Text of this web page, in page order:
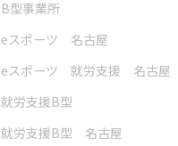
B型事業所
eスポーツ 名古屋
eスポーツ 就労支援 名古屋
就労支援B型
就労支援B型 名古屋